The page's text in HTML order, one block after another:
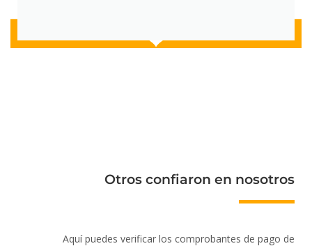
Otros confiaron en nosotros
Aquí puedes verificar los comprobantes de pago de